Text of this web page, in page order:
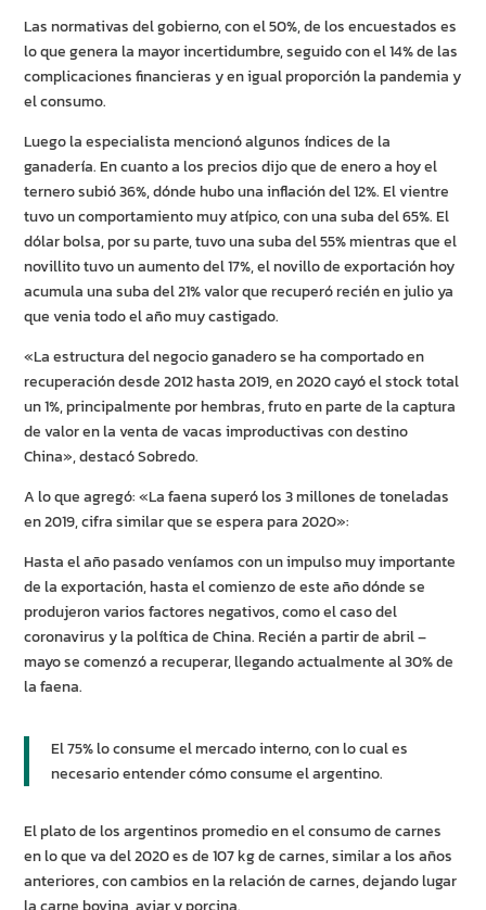
Las normativas del gobierno, con el 50%, de los encuestados es
lo que genera la mayor incertidumbre, seguido con el 14% de las
complicaciones financieras y en igual proporción la pandemia y
el consumo.
Luego la especialista mencionó algunos índices de la
ganadería. En cuanto a los precios dijo que de enero a hoy el
ternero subió 36%, dónde hubo una inflación del 12%. El vientre
tuvo un comportamiento muy atípico, con una suba del 65%. El
dólar bolsa, por su parte, tuvo una suba del 55% mientras que el
novillito tuvo un aumento del 17%, el novillo de exportación hoy
acumula una suba del 21% valor que recuperó recién en julio ya
que venia todo el año muy castigado.
«La estructura del negocio ganadero se ha comportado en
recuperación desde 2012 hasta 2019, en 2020 cayó el stock total
un 1%, principalmente por hembras, fruto en parte de la captura
de valor en la venta de vacas improductivas con destino
China», destacó Sobredo.
A lo que agregó: «La faena superó los 3 millones de toneladas
en 2019, cifra similar que se espera para 2020»:
Hasta el año pasado veníamos con un impulso muy importante
de la exportación, hasta el comienzo de este año dónde se
produjeron varios factores negativos, como el caso del
coronavirus y la política de China. Recién a partir de abril –
mayo se comenzó a recuperar, llegando actualmente al 30% de
la faena.
El 75% lo consume el mercado interno, con lo cual es
necesario entender cómo consume el argentino.
El plato de los argentinos promedio en el consumo de carnes
en lo que va del 2020 es de 107 kg de carnes, similar a los años
anteriores, con cambios en la relación de carnes, dejando lugar